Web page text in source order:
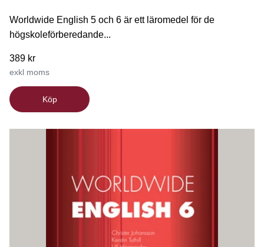
Worldwide English 5 och 6 är ett läromedel för de
högskoleförberedande...
389 kr
exkl moms
Köp